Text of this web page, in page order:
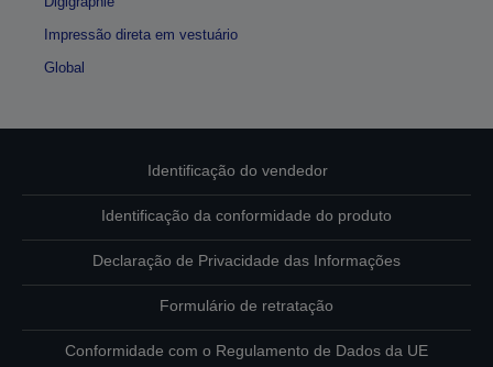
Impressão direta em vestuário
Global
Identificação do vendedor
Identificação da conformidade do produto
Declaração de Privacidade das Informações
Formulário de retratação
Conformidade com o Regulamento de Dados da UE